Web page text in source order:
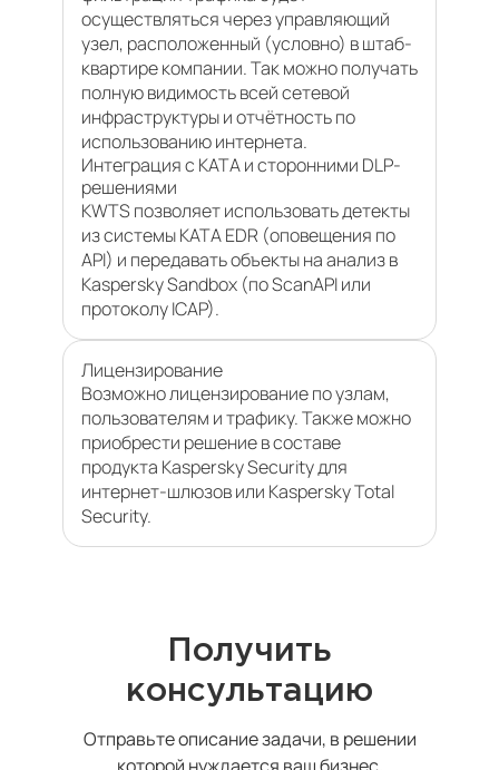
осуществляться через управляющий
узел, расположенный (условно) в штаб-
квартире компании. Так можно получать
полную видимость всей сетевой
инфраструктуры и отчётность по
использованию интернета.
Интеграция с KATA и сторонними DLP-
решениями
KWTS позволяет использовать детекты
из системы KATA EDR (оповещения по
API) и передавать объекты на анализ в
Kaspersky Sandbox (по ScanAPI или
протоколу ICAP).
Лицензирование
Возможно лицензирование по узлам,
пользователям и трафику. Также можно
приобрести решение в составе
продукта Kaspersky Security для
интернет-шлюзов или Kaspersky Total
Security.
Получить
консультацию
Отправьте описание задачи, в решении